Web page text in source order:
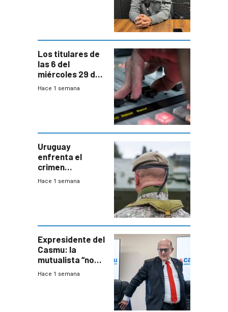
Los titulares de
las 6 del
miércoles 29 de
julio de 2026
Hace 1 semana
Uruguay
enfrenta el
crimen
organizado con
seguridad
Hace 1 semana
Expresidente del
Casmu: la
mutualista “no
está para pagar”
Hace 1 semana